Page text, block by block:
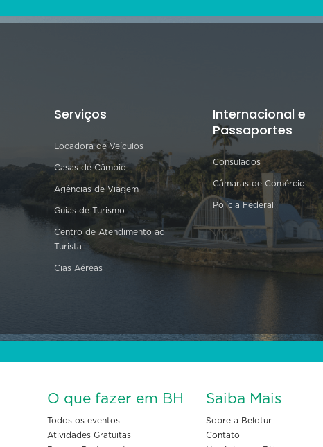
Serviços
Locadora de Veículos
Casas de Câmbio
Agências de Viagem
Guias de Turismo
Centro de Atendimento ao
Turista
Cias Aéreas
Internacional e
Passaportes
Consulados
Câmaras de Comércio
Polícia Federal
O que fazer em BH
Todos os eventos
Atividades Gratuitas
Saiba Mais
Sobre a Belotur
Contato